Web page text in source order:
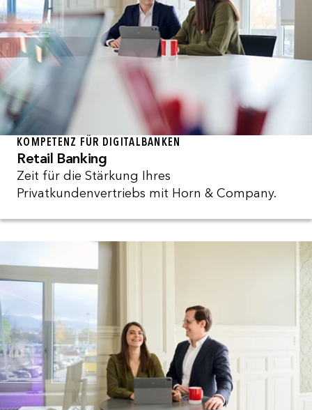
KOMPETENZ FÜR DIGITALBANKEN
Retail Banking
Zeit für die Stärkung Ihres
Privatkundenvertriebs mit Horn & Company.